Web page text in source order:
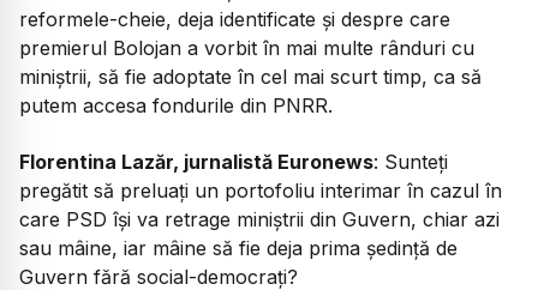
reformele-cheie, deja identificate și despre care
premierul Bolojan a vorbit în mai multe rânduri cu
miniștrii, să fie adoptate în cel mai scurt timp, ca să
putem accesa fondurile din PNRR.
Florentina Lazăr, jurnalistă Euronews: Sunteți
pregătit să preluați un portofoliu interimar în cazul în
care PSD își va retrage miniștrii din Guvern, chiar azi
sau mâine, iar mâine să fie deja prima ședință de
Guvern fără social-democrați?